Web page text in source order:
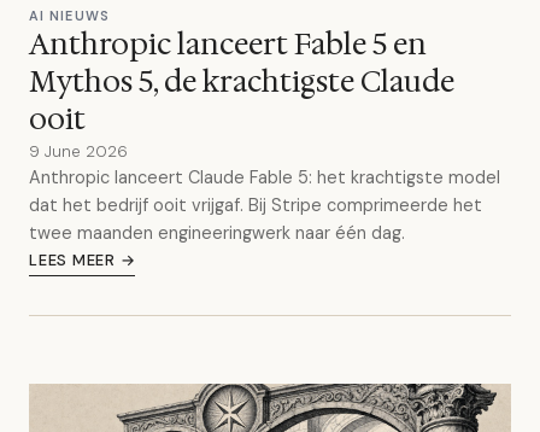
AI NIEUWS
Anthropic lanceert Fable 5 en
Mythos 5, de krachtigste Claude
ooit
9 June 2026
Anthropic lanceert Claude Fable 5: het krachtigste model
dat het bedrijf ooit vrijgaf. Bij Stripe comprimeerde het
twee maanden engineeringwerk naar één dag.
LEES MEER →